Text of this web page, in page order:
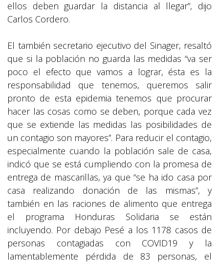
ellos deben guardar la distancia al llegar”, dijo
Carlos Cordero.
El también secretario ejecutivo del Sinager, resaltó
que si la población no guarda las medidas “va ser
poco el efecto que vamos a lograr, ésta es la
responsabilidad que tenemos, queremos salir
pronto de esta epidemia tenemos que procurar
hacer las cosas como se deben, porque cada vez
que se extiende las medidas las posibilidades de
un contagio son mayores”. Para reducir el contagio,
especialmente cuando la población sale de casa,
indicó que se está cumpliendo con la promesa de
entrega de mascarillas, ya que “se ha ido casa por
casa realizando donación de las mismas”, y
también en las raciones de alimento que entrega
el programa Honduras Solidaria se están
incluyendo. Por debajo Pesé a los 1178 casos de
personas contagiadas con COVID19 y la
lamentablemente pérdida de 83 personas, el